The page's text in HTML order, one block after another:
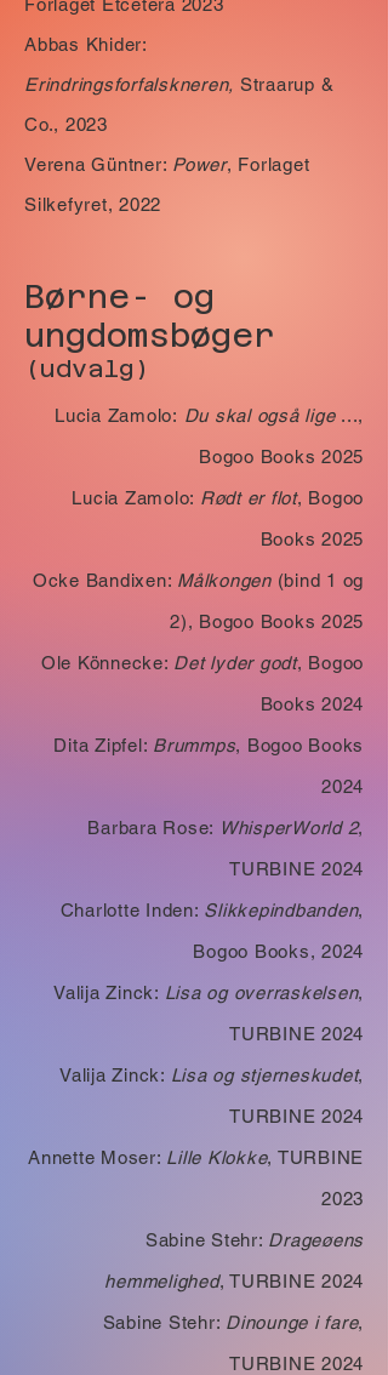
Forlaget Etcetera 2023
Abbas Khider:
Erindringsforfalskneren, Straarup &
Co., 2023
Verena Güntner: Power, Forlaget
Silkefyret, 2022
Børne- og
ungdomsbøger
(udvalg)
Lucia Zamolo: Du skal også lige...,
Bogoo Books 2025
Lucia Zamolo: Rødt er flot, Bogoo
Books 2025
Ocke Bandixen: Målkongen(bind 1 og
2), Bogoo Books 2025
Ole Könnecke: Det lyder godt, Bogoo
Books 2024
Dita Zipfel: Brummps, Bogoo Books
2024
Barbara Rose: WhisperWorld 2,
TURBINE 2024​
Charlotte Inden: Slikkepindbanden,
Bogoo Books, 2024
Valija Zinck: Lisa og overraskelsen,
TURBINE 2024
Valija Zinck: Lisa og stjerneskudet,
TURBINE 2024
Annette Moser: Lille Klokke, TURBINE
2023
Sabine Stehr: Drageøens
hemmelighed, TURBINE 2024
Sabine Stehr: Dinounge i fare,
TURBINE 2024